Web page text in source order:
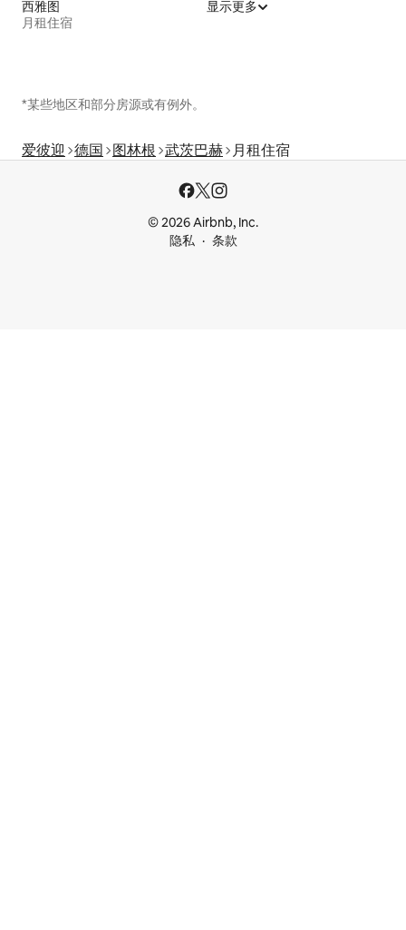
西雅图
月租住宿
显示更多
*某些地区和部分房源或有例外。
爱彼迎 德国 图林根 武茨巴赫 月租住宿
© 2026 Airbnb, Inc.
隐私
条款